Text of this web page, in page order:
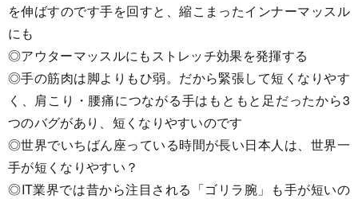
を伸ばすのです手を回すと、縮こまったインナーマッスル
にも
◎アウターマッスルにもストレッチ効果を発揮する
◎手の筋肉は脚よりもひ弱。だから緊張して短くなりやす
く、肩こり・腰痛につながる手はもともと足だったから3
つのバグがあり、短くなりやすいのです
◎世界でいちばん座っている時間が長い日本人は、世界一
手が短くなりやすい？
◎IT業界では昔から注目される「ゴリラ腕」も手が短いの